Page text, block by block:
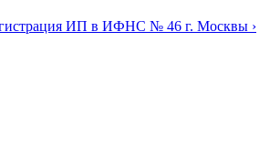
ИП в ИФНС № 46 г. Москвы ›